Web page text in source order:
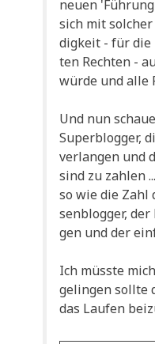
neu­en
sich mit
dig­keit - für
ten Rech­ten -
wür­de und alle
Und nun
Super­blog­ger,
ver­lan­gen und
sind zu zah­len
so wie die Zahl
sen­blog­ger,
gen und der
Ich müss­te
gelin­gen soll­te
das Lau­fen